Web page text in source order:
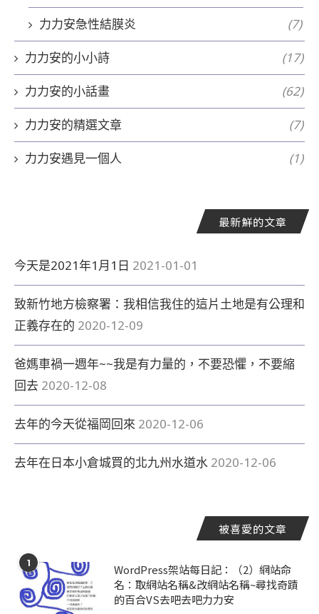
力力安急性結膜炎 (7)
力力安的小小詩 (17)
力力安的小話畫 (62)
力力安的精選文章 (7)
力力安遇見一個人 (1)
最新鮮的文章
今天是2021年1月1日 2021-01-01
致新竹地方檢察署：我相信我住的這片土地是有公理和
正義存在的 2020-12-09
爸媽車禍一週年~~我是有力量的，不要恐懼，不要縮
回去 2020-12-08
去年的今天從福岡回來 2020-12-06
去年在日本小倉城買的北九州水道水 2020-12-06
被喜愛的文章
1
WordPress架站每日記：（2）網站命
名：取網站名稱&改網站名稱~尋找奇蹟
的百合VS去吧去吧力力安